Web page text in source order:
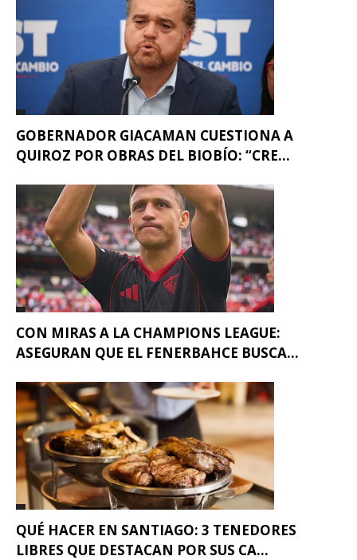
GOBERNADOR GIACAMAN CUESTIONA A
QUIROZ POR OBRAS DEL BIOBÍO: “CRE...
CON MIRAS A LA CHAMPIONS LEAGUE:
ASEGURAN QUE EL FENERBAHCE BUSCA...
QUÉ HACER EN SANTIAGO: 3 TENEDORES
LIBRES QUE DESTACAN POR SUS CA...